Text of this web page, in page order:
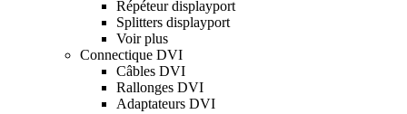
Répéteur displayport
Splitters displayport
Voir plus
Connectique DVI
Câbles DVI
Rallonges DVI
Adaptateurs DVI